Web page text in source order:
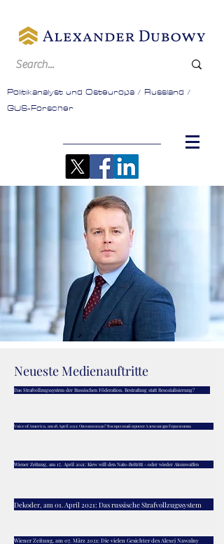
Politikanalyst und Osteuropa / Russland /
GUS-Forscher
Neueste Medienauftritte
Das Strafvollzugssystem der Russischen Föderation. Bestrafung statt Resozialisierung?
Voice of America, am 18. April 2021: Оно вам надо? Воскресный проект Александра Герасимова
Wiener Zeitung, am 17. April 2021: Kiew will den Nato-Beitritt - oder wieder Atomwaffen
Dekoder, am 01. April 2021: Das russische Strafvollzugssystem
Wiener Zeitung, am 07. März 2021: Die vielen Gesichter des Alexej Nawalny